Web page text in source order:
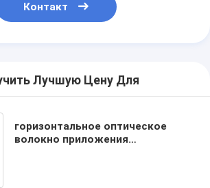
Контакт
Лучшую Цену Для
горизонтальное оптическое
волокно приложения